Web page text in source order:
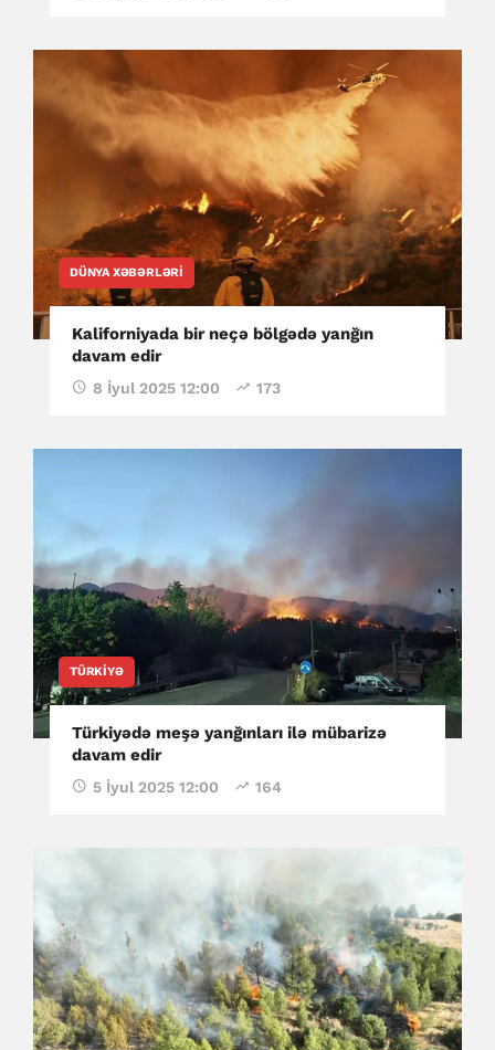
DÜNYA XƏBƏRLƏRI
Kaliforniyada bir neçə bölgədə yanğın
davam edir
8 İyul 2025 12:00 173
TÜRKIYƏ
Türkiyədə meşə yanğınları ilə mübarizə
davam edir
5 İyul 2025 12:00 164